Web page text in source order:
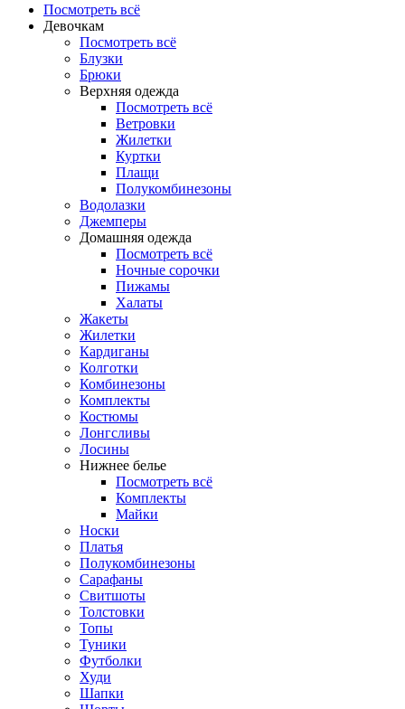
Посмотреть всё
Девочкам
Посмотреть всё
Блузки
Брюки
Верхняя одежда
Посмотреть всё
Ветровки
Жилетки
Куртки
Плащи
Полукомбинезоны
Водолазки
Джемперы
Домашняя одежда
Посмотреть всё
Ночные сорочки
Пижамы
Халаты
Жакеты
Жилетки
Кардиганы
Колготки
Комбинезоны
Комплекты
Костюмы
Лонгсливы
Лосины
Нижнее белье
Посмотреть всё
Комплекты
Майки
Носки
Платья
Полукомбинезоны
Сарафаны
Свитшоты
Толстовки
Топы
Туники
Футболки
Худи
Шапки